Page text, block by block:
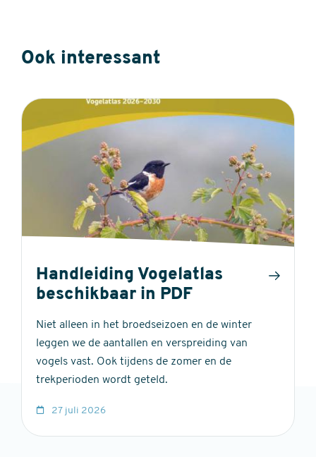
Ook interessant
Handleiding Vogelatlas
beschikbaar in PDF
Niet alleen in het broedseizoen en de winter
leggen we de aantallen en verspreiding van
vogels vast. Ook tijdens de zomer en de
trekperioden wordt geteld.
27 juli 2026